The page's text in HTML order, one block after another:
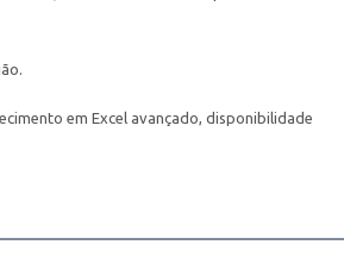
em Excel avançado, disponibilidade